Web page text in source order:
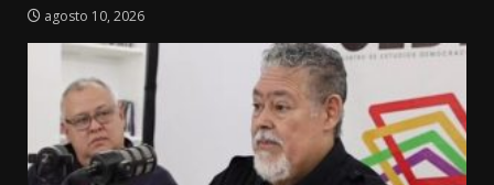
agosto 10, 2026